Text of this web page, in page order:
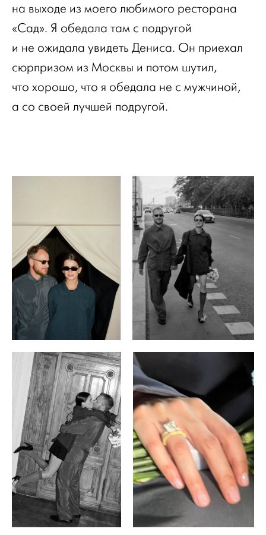
на выходе из моего любимого ресторана
«Сад». Я обедала там с подругой
и не ожидала увидеть Дениса. Он приехал
сюрпризом из Москвы и потом шутил,
что хорошо, что я обедала не с мужчиной,
а со своей лучшей подругой.